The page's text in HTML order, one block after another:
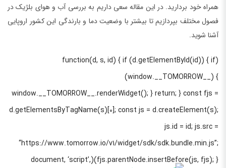
همراه خود بردارید. در این مقاله سعی داریم به بررسی آب و هوای بلژیک در
فصول مختلف بپردازیم تا بیشتر با وضعیت دما و بارندگی این کشور اروپایی
آشنا شوید.
(function(d, s, id) { if (d.getElementById(id)) { if
(window.__TOMORROW__) {
window.__TOMORROW__.renderWidget(); } return; } const fjs =
d.getElementsByTagName(s)[0]; const js = d.createElement(s);
js.id = id; js.src =
“https://www.tomorrow.io/v1/widget/sdk/sdk.bundle.min.js”;
fjs.parentNode.insertBefore(js, fjs); })(document, ‘script’,